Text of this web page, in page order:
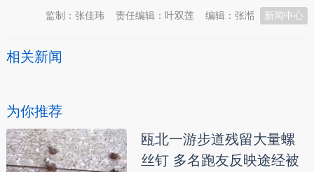
新闻中心
编辑：张湉
责任编辑：叶双莲
监制：张佳玮
相关新闻
为你推荐
瓯北一游步道残留大量螺
丝钉 多名跑友反映途经被